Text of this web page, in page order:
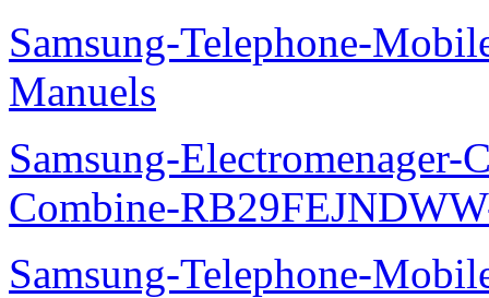
Samsung-Telephone-
Manuels
Samsung-Electromenager-
Combine-
Samsung-Telephone-